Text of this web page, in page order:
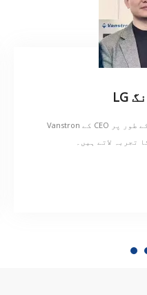
Vanstron کے CEO کے طور پر، Mr.LG Tang SMT ٹیکنالوجی